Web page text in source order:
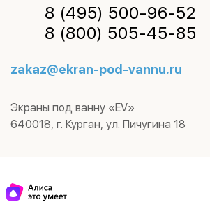
8 (495) 500-96-52
8 (800) 505-45-85
zakaz@ekran-pod-vannu.ru
Экраны под ванну «EV»
640018, г. Курган, ул. Пичугина 18